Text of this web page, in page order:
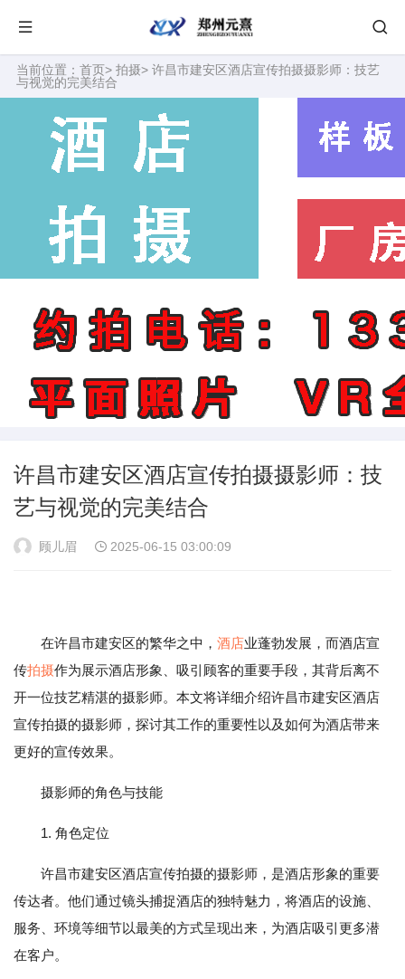
当前位置： 首页> 拍摄> 许昌市建安区酒店宣传拍摄摄影师：技艺
与视觉的完美结合
许昌市建安区酒店宣传拍摄摄影师：技
艺与视觉的完美结合
顾儿眉 2025-06-15 03:00:09
在许昌市建安区的繁华之中， 酒店业蓬勃发展，而酒店宣
传拍摄作为展示酒店形象、吸引顾客的重要手段，其背后离不
开一位技艺精湛的摄影师。本文将详细介绍许昌市建安区酒店
宣传拍摄的摄影师，探讨其工作的重要性以及如何为酒店带来
更好的宣传效果。
摄影师的角色与技能
1. 角色定位
许昌市建安区酒店宣传拍摄的摄影师，是酒店形象的重要
传达者。他们通过镜头捕捉酒店的独特魅力，将酒店的设施、
服务、环境等细节以最美的方式呈现出来，为酒店吸引更多潜
在客户。